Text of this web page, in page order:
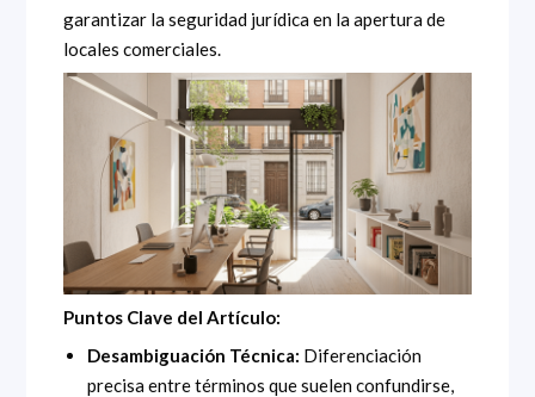
garantizar la seguridad jurídica en la apertura de
locales comerciales.
Puntos Clave del Artículo:
Desambiguación Técnica: Diferenciación
precisa entre términos que suelen confundirse,